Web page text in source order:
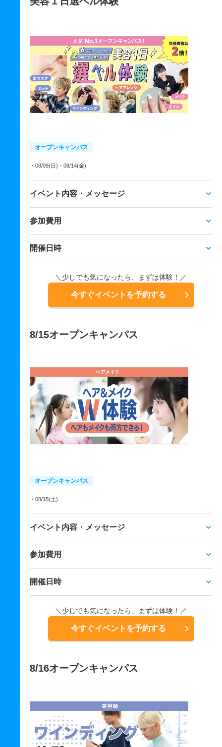
オープンキャンパス
・08/09(日) ・08/14(金)
イベント内容・メッセージ
参加費用
開催日時
＼少しでも気になったら、まずは体験！／
今すぐイベントを予約する
8/15オープンキャンパス
オープンキャンパス
・08/15(土)
イベント内容・メッセージ
参加費用
開催日時
＼少しでも気になったら、まずは体験！／
今すぐイベントを予約する
8/16オープンキャンパス